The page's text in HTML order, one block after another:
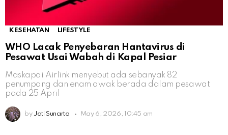
KESEHATAN LIFESTYLE
WHO Lacak Penyebaran Hantavirus di
Pesawat Usai Wabah di Kapal Pesiar
Maskapai Airlink menyebut ada sebanyak 82
penumpang dan enam awak berada dalam pesawat
pada 25 April
by Jati Sunarto May 6, 2026, 10:45 am